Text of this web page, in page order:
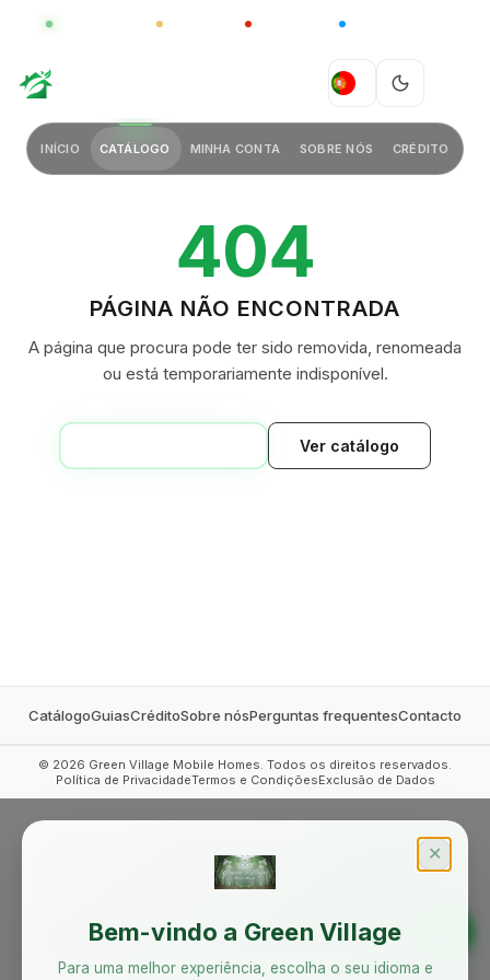
GLOBAL CHINA
PT
INÍCIO CATÁLOGO MINHA CONTA SOBRE NÓS CRÉDITO
404
PÁGINA NÃO ENCONTRADA
A página que procura pode ter sido removida, renomeada
ou está temporariamente indisponível.
Ver catálogo
CatálogoGuiasCréditoSobre nósPerguntas frequentesContacto
© 2026 Green Village Mobile Homes. Todos os direitos reservados.
Política de PrivacidadeTermos e CondiçõesExclusão de Dados
✕
Bem-vindo a Green Village
Para uma melhor experiência, escolha o seu idioma e